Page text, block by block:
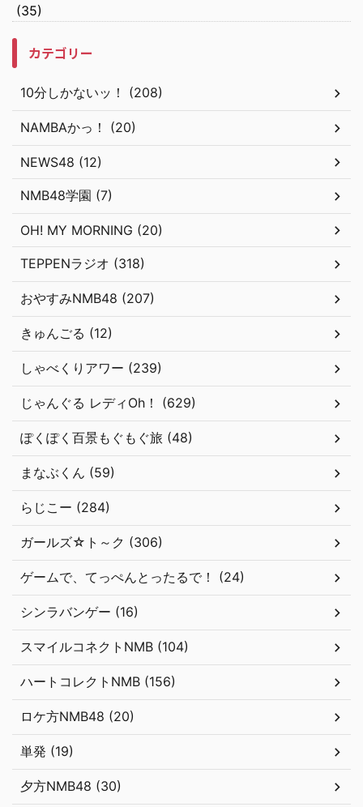
(35)
カテゴリー
10分しかないッ！ (208)
NAMBAかっ！ (20)
NEWS48 (12)
NMB48学園 (7)
OH! MY MORNING (20)
TEPPENラジオ (318)
おやすみNMB48 (207)
きゅんごる (12)
しゃべくりアワー (239)
じゃんぐる レディOh！ (629)
ぽくぽく百景もぐもぐ旅 (48)
まなぶくん (59)
らじこー (284)
ガールズ☆ト～ク (306)
ゲームで、てっぺんとったるで！ (24)
シンラバンゲー (16)
スマイルコネクトNMB (104)
ハートコレクトNMB (156)
ロケ方NMB48 (20)
単発 (19)
夕方NMB48 (30)